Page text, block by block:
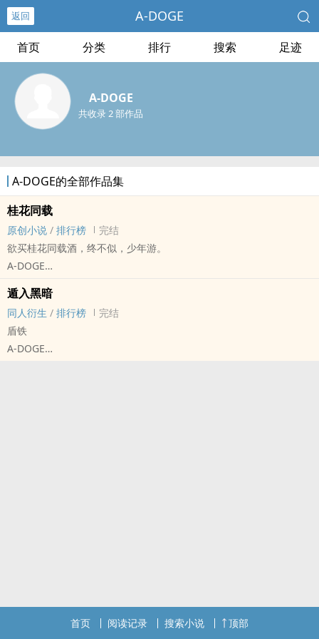
返回 A-DOGE
首页 分类 排行 搜索 足迹
A-DOGE
共收录 2 部作品
A-DOGE的全部作品集
桂花同载
原创小说 / 排行榜
完结
欲买桂花同载酒，终不似，少年游。
A-DOGE
原创小说 - BL - 大纲 - 完结
古代
欲买桂花同载酒，终不似，少年游。————《唐多令》
史书云：将军与丞相善，常抵足眠，时人谓管鲍之交也。
遁入黑暗
同人衍生 / 排行榜
完结
盾铁
A-DOGE
首页 阅读记录 搜索小说 顶部